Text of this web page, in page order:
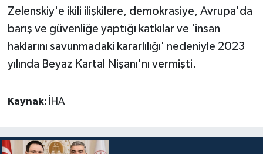
Zelenskiy'e ikili ilişkilere, demokrasiye, Avrupa'da
barış ve güvenliğe yaptığı katkılar ve 'insan
haklarını savunmadaki kararlılığı' nedeniyle 2023
yılında Beyaz Kartal Nişanı'nı vermişti.
Kaynak: İHA